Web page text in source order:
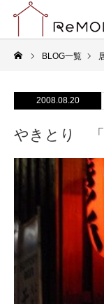
BLOG一覧
2008.08.20
やきとり 「